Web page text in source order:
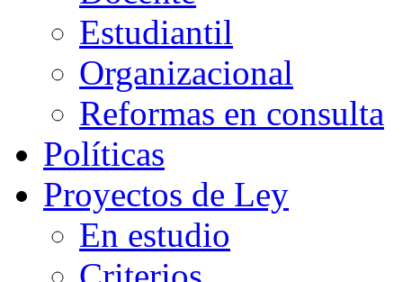
Estudiantil
Organizacional
Reformas en consulta
Políticas
Proyectos de Ley
En estudio